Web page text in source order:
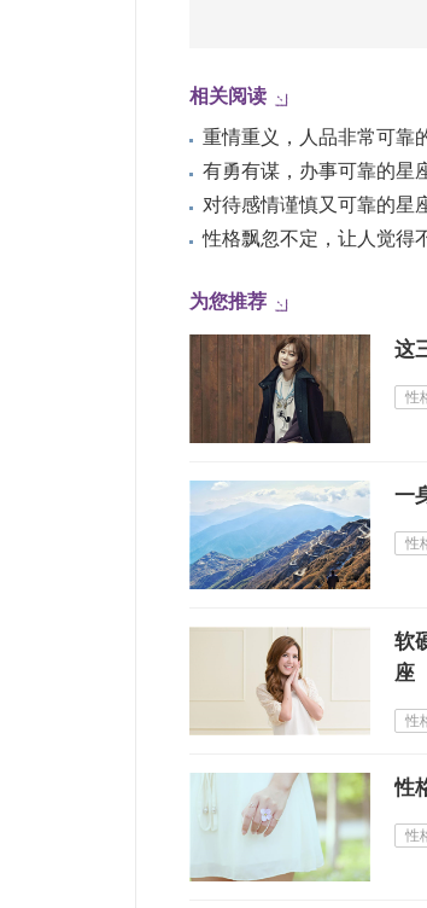
相关阅读
重情重义，人品非常可靠
有勇有谋，办事可靠的星
对待感情谨慎又可靠的星
性格飘忽不定，让人觉得
为您推荐
这
性
一
性
软
座
性
性
性